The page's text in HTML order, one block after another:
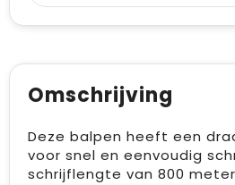
Omschrijving
Deze balpen heeft een
voor snel en eenvoudig
schrijflengte van 800